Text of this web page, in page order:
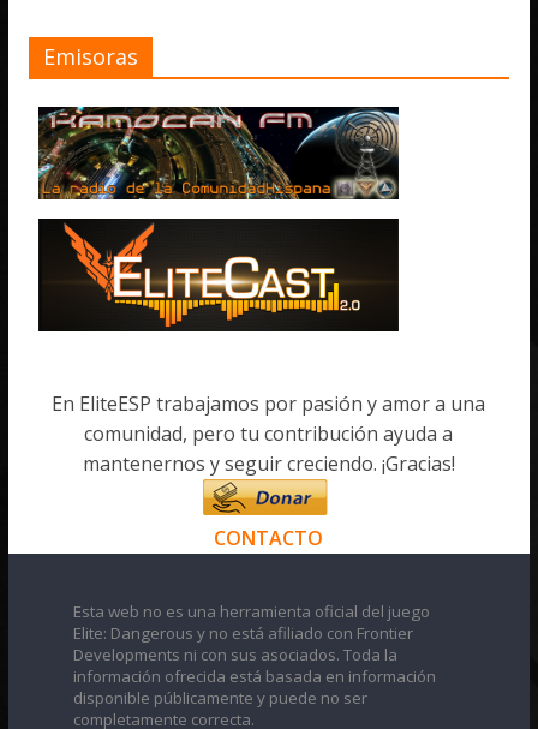
Emisoras
En EliteESP trabajamos por pasión y amor a una
comunidad, pero tu contribución ayuda a
mantenernos y seguir creciendo. ¡Gracias!
CONTACTO
Esta web no es una herramienta oficial del juego
Elite: Dangerous y no está afiliado con Frontier
Developments ni con sus asociados. Toda la
información ofrecida está basada en información
disponible públicamente y puede no ser
completamente correcta.